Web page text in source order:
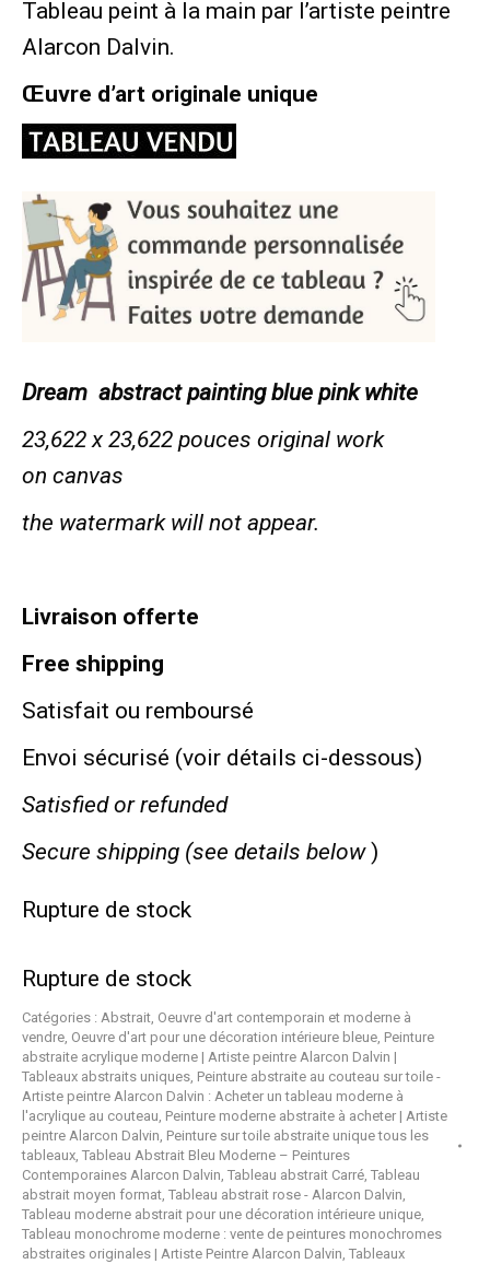
Tableau peint à la main par l’artiste peintre
Alarcon Dalvin.
Œuvre d’art originale unique
Dream abstract painting blue pink white
23,622 x 23,622 pouces original work
on canvas
the watermark will not appear.
Livraison offerte
Free shipping
Satisfait ou remboursé
Envoi sécurisé (voir détails ci-dessous)
Satisfied or refunded
Secure shipping (see details below)
Rupture de stock
Rupture de stock
Catégories : Abstrait, Oeuvre d'art contemporain et moderne à
vendre, Oeuvre d'art pour une décoration intérieure bleue, Peinture
abstraite acrylique moderne | Artiste peintre Alarcon Dalvin |
Tableaux abstraits uniques, Peinture abstraite au couteau sur toile -
Artiste peintre Alarcon Dalvin : Acheter un tableau moderne à
l'acrylique au couteau, Peinture moderne abstraite à acheter | Artiste
peintre Alarcon Dalvin, Peinture sur toile abstraite unique tous les
tableaux, Tableau Abstrait Bleu Moderne – Peintures
Contemporaines Alarcon Dalvin, Tableau abstrait Carré, Tableau
abstrait moyen format, Tableau abstrait rose - Alarcon Dalvin,
Tableau moderne abstrait pour une décoration intérieure unique,
Tableau monochrome moderne : vente de peintures monochromes
abstraites originales | Artiste Peintre Alarcon Dalvin, Tableaux